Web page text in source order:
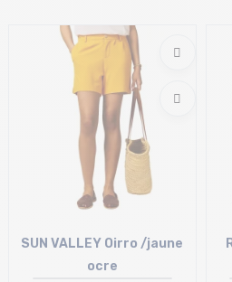
S | M | XL
SUN VALLEY Oirro /jaune
ocre